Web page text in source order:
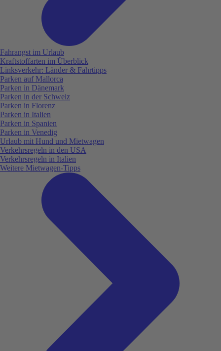
Fahrangst im Urlaub
Kraftstoffarten im Überblick
Linksverkehr: Länder & Fahrtipps
Parken auf Mallorca
Parken in Dänemark
Parken in der Schweiz
Parken in Florenz
Parken in Italien
Parken in Spanien
Parken in Venedig
Urlaub mit Hund und Mietwagen
Verkehrsregeln in den USA
Verkehrsregeln in Italien
Weitere Mietwagen-Tipps